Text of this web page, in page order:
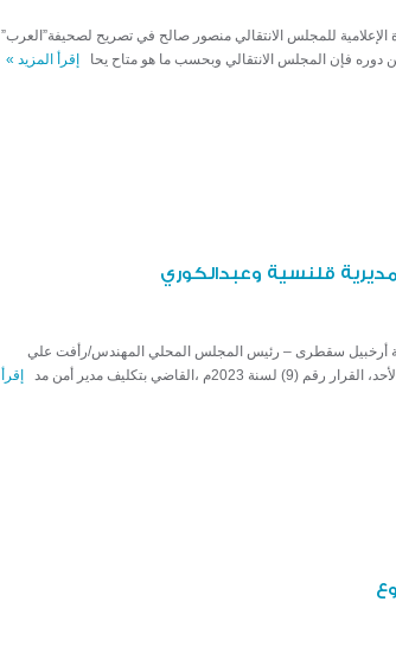
الإعلامية للمجلس الانتقالي منصور صالح في تصريح لصحيفة”العرب”
دوره فإن المجلس الانتقالي وبحسب ما هو متاح يحا
إقرأ المزيد »
قلنسية وعبدالكوري
أرخبيل سقطرى – رئيس المجلس المحلي المهندس/رأفت علي
2023م ،القاضي بتكليف مدير أمن مد
إقرأ